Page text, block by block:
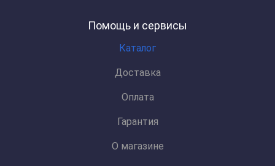
Помощь и сервисы
Каталог
Доставка
Оплата
Гарантия
О магазине